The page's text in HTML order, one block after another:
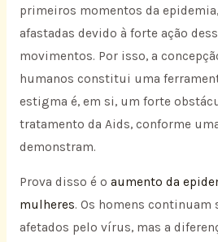
primeiros momentos da
afastadas devido à forte ação
movimentos. Por isso, a
humanos constitui uma
estigma é, em si, um forte
tratamento da Aids, conforme
demonstram.
Prova disso é o aumento da
mulheres. Os homens continuam
afetados pelo vírus, mas a